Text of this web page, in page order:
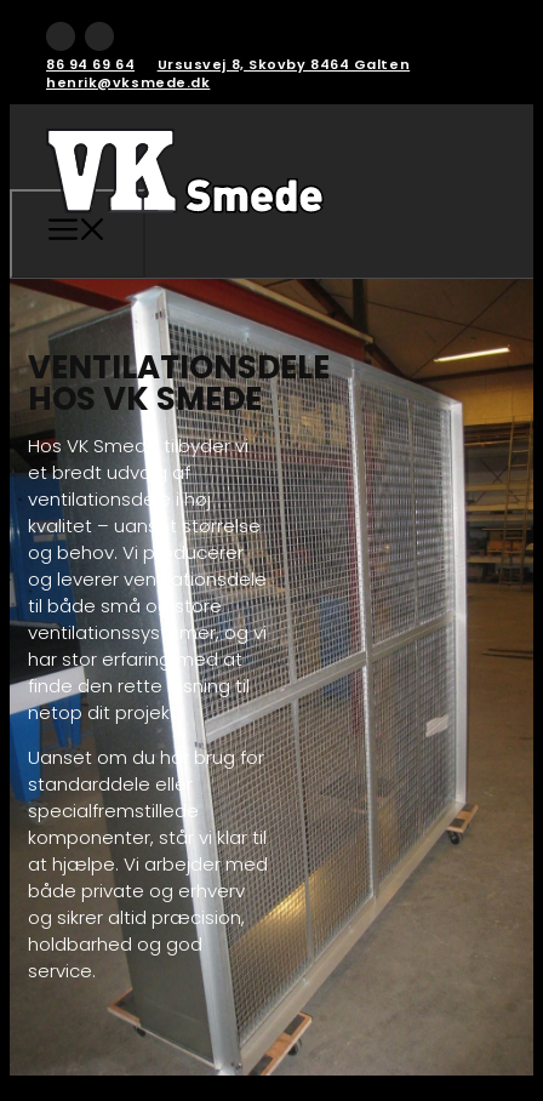
86 94 69 64
Ursusvej 8, Skovby 8464 Galten
henrik@vksmede.dk
VENTILATIONSDELE
HOS VK SMEDE
Hos VK Smede tilbyder vi
et bredt udvalg af
ventilationsdele i høj
kvalitet – uanset størrelse
og behov. Vi producerer
og leverer ventilationsdele
til både små og store
ventilationssystemer, og vi
har stor erfaring med at
finde den rette løsning til
netop dit projekt.
Uanset om du har brug for
standarddele eller
specialfremstillede
komponenter, står vi klar til
at hjælpe. Vi arbejder med
både private og erhverv
og sikrer altid præcision,
holdbarhed og god
service.